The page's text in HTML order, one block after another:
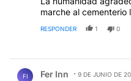
marche al cementerio
RESPONDER 1 0
FI Fer Inn 9 DE JUNIO DE